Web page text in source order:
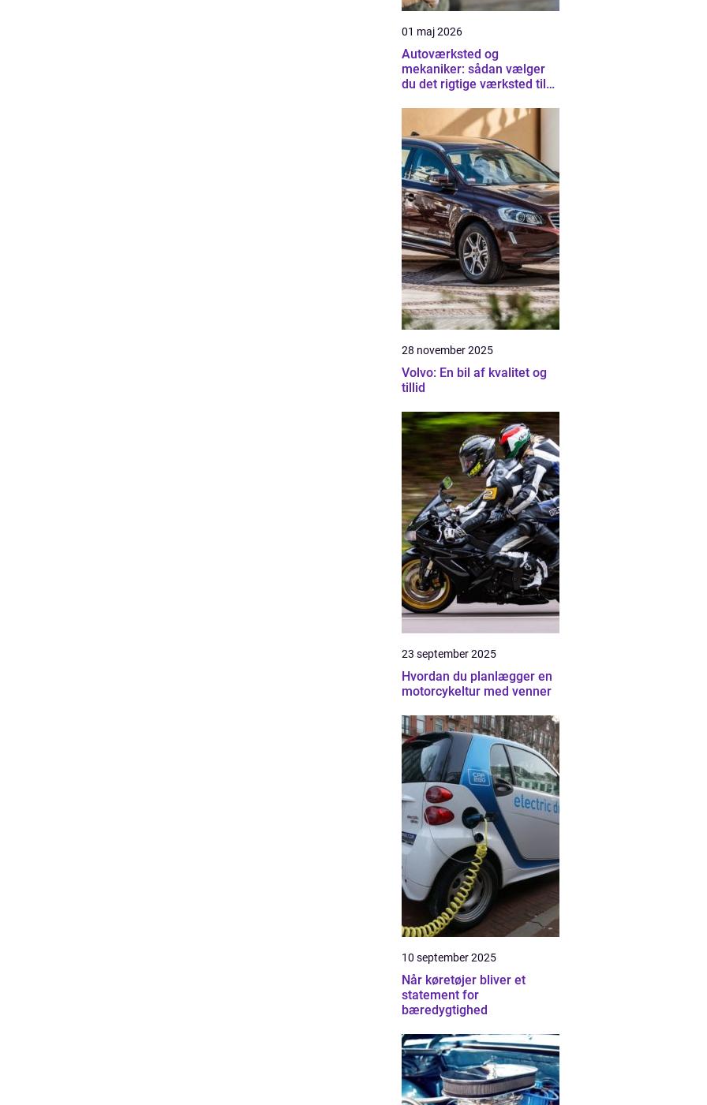
01 maj 2026
Autoværksted og
mekaniker: sådan vælger
du det rigtige værksted til
28 november 2025
Volvo: En bil af kvalitet og
tillid
23 september 2025
Hvordan du planlægger en
motorcykeltur med venner
10 september 2025
Når køretøjer bliver et
statement for
bæredygtighed